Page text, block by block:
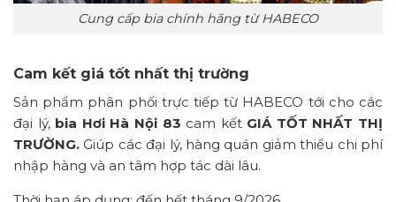
Cung cấp bia chính hãng từ HABECO
Cam kết giá tốt nhất thị trường
Sản phẩm phân phối trực tiếp từ HABECO tới cho các
đại lý, bia Hơi Hà Nội 83 cam kết GIÁ TỐT NHẤT THỊ
TRƯỜNG. Giúp các đại lý, hàng quán giảm thiểu chi phí
nhập hàng và an tâm hợp tác dài lâu.